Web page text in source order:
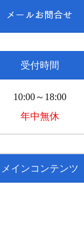
受付時間
10:00～18:00
年中無休
メインコンテンツ